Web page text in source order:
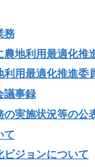
務
農地利用最適化推
利用最適化推進委
議事録
の実施状況等の公
て
ビジョンについて